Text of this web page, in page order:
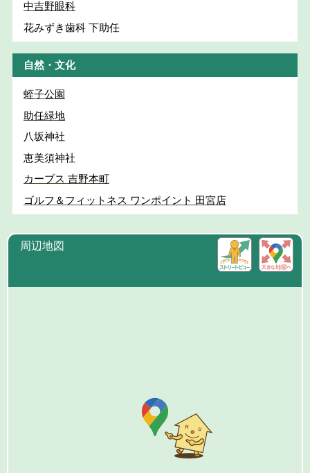
中吉野眼科
花みずき歯科 下助任
自然・文化
蛭子公園
助任緑地
八坂神社
恵美須神社
カーブス 吉野本町
ゴルフ＆フィットネス ワンポイント 田宮店
周辺地図